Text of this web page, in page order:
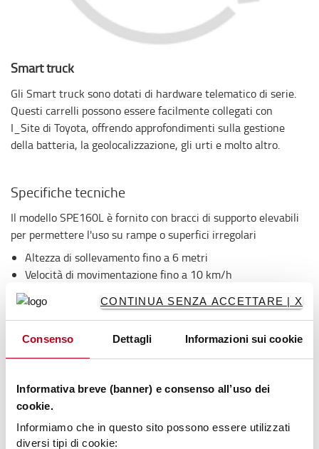
CONTINUA SENZA ACCETTARE | X
Consenso Dettagli Informazioni sui cookie
Informativa breve (banner) e consenso all’uso dei
cookie.
Informiamo che in questo sito possono essere utilizzati
diversi tipi di cookie:
Smart truck
Gli Smart truck sono dotati di hardware telematico di serie.
Questi carrelli possono essere facilmente collegati con
I_Site di Toyota, offrendo approfondimenti sulla gestione
della batteria, la geolocalizzazione, gli urti e molto altro.
Specifiche tecniche
Il modello SPE160L è fornito con bracci di supporto elevabili
per permettere l'uso su rampe o superfici irregolari
Altezza di sollevamento fino a 6 metri
Velocità di movimentazione fino a 10 km/h
Eccellente visibilità
Sistema BT Powertrak
Optimised Truck Performance
Comandi idraulici Fingertip
Impianto frenante elettronico
Sicurezza per l'operatore
Vani porta oggetti
Spegnimento automatico
Prestazioni programmabili